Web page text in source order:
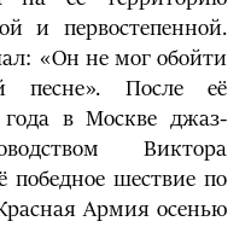
и первостепенной.
«Он не мог обойти
песне». После её
в Москве джаз-
Виктора
победное шествие по
Армия осенью